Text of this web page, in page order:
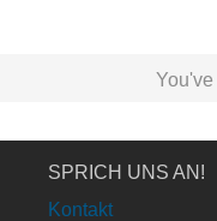
SPRICH UNS AN!
Kontakt